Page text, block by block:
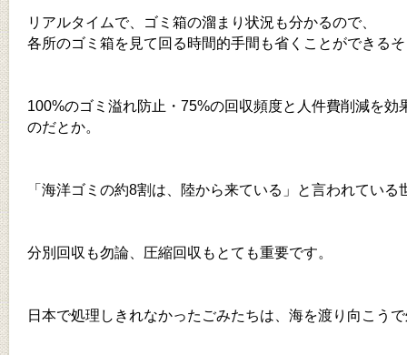
リアルタイムで、ゴミ箱の溜まり状況も分かるので、
各所のゴミ箱を見て回る時間的手間も省くことができる
100%のゴミ溢れ防止・75%の回収頻度と人件費削減を効
のだとか。
「海洋ゴミの約8割は、陸から来ている」と言われている
分別回収も勿論、圧縮回収もとても重要です。
日本で処理しきれなかったごみたちは、海を渡り向こう